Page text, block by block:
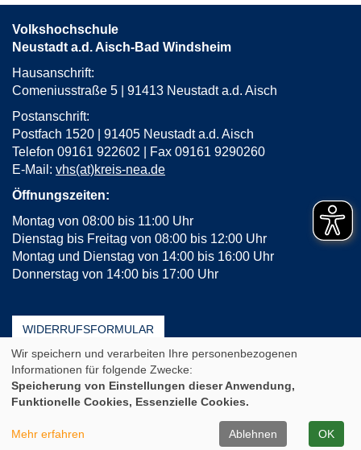
Volkshochschule
Neustadt a.d. Aisch-Bad Windsheim
Hausanschrift:
Comeniusstraße 5 | 91413 Neustadt a.d. Aisch
Postanschrift:
Postfach 1520 | 91405 Neustadt a.d. Aisch
Telefon 09161 922602 | Fax 09161 9290260
E-Mail: vhs(at)kreis-nea.de
Öffnungszeiten:
Montag von 08:00 bis 11:00 Uhr
Dienstag bis Freitag von 08:00 bis 12:00 Uhr
Montag und Dienstag von 14:00 bis 16:00 Uhr
Donnerstag von 14:00 bis 17:00 Uhr
WIDERRUFSFORMULAR
AGB Impressum
Erklärung zur Barrierefreiheit
Häufige Fragen (FAQ)
Datenschutz
Cookie Einstellungen
Kontrast
Wir speichern und verarbeiten Ihre personenbezogenen
Informationen für folgende Zwecke:
Speicherung von Einstellungen dieser Anwendung,
Funktionelle Cookies, Essenzielle Cookies.
Mehr erfahren Ablehnen OK